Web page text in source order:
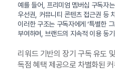
예를 들어, 프리미엄 멤버십 구독자
우선권, 커뮤니티 콘텐츠 접근권 등
이러한 구조는 구독자에게 ‘특별한
부여하며, 브랜드의 지속적 이용 동
리워드 기반의 장기 구독 유도
독점 혜택 제공으로 차별화된